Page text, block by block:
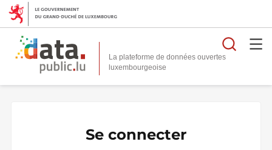
La plateforme de données ouvertes
Se connecter